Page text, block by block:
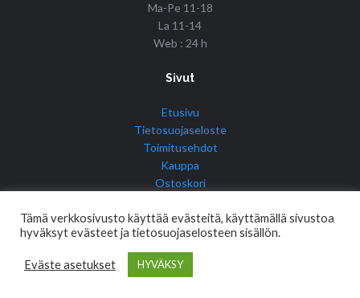
Ma-Pe 11-18
La 11-14
Web : 24 h
Sivut
Etusivu
Tietosuojaseloste
Toimitusehdot
Kauppa
Ostoskori
© Copyright 2017 Fin Budo Best | Golden Tiger
Tämä verkkosivusto käyttää evästeitä, käyttämällä sivustoa
hyväksyt evästeet ja tietosuojaselosteen sisällön.
Eväste asetukset HYVÄKSY